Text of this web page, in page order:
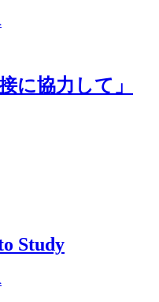
に協力して」
Study